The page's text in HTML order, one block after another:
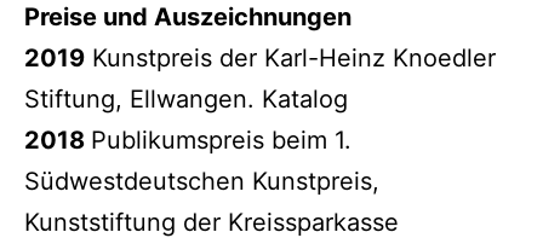
Preise und Auszeichnungen
2019 Kunstpreis der Karl-Heinz Knoedler
Stiftung, Ellwangen. Katalog
2018 Publikumspreis beim 1.
Südwestdeutschen Kunstpreis,
Kunststiftung der Kreissparkasse